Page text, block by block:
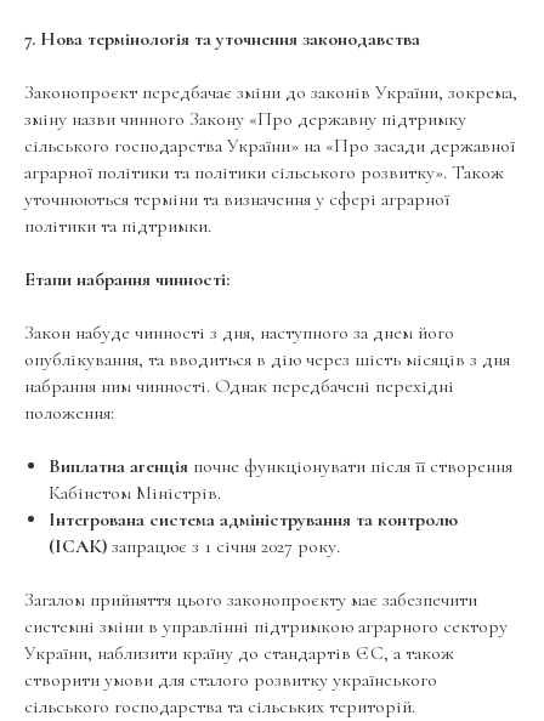
7. Нова термінологія та уточнення законодавства
Законопроєкт передбачає зміни до законів України, зокрема,
зміну назви чинного Закону «Про державну підтримку
сільського господарства України» на «Про засади державної
аграрної політики та політики сільського розвитку». Також
уточнюються терміни та визначення у сфері аграрної
політики та підтримки.
Етапи набрання чинності:
Закон набуде чинності з дня, наступного за днем його
опублікування, та вводиться в дію через шість місяців з дня
набрання ним чинності. Однак передбачені перехідні
положення:
Виплатна агенція почне функціонувати після її створення
Кабінетом Міністрів.
Інтегрована система адміністрування та контролю
(ІСАК) запрацює з 1 січня 2027 року.
Загалом прийняття цього законопроєкту має забезпечити
системні зміни в управлінні підтримкою аграрного сектору
України, наблизити країну до стандартів ЄС, а також
створити умови для сталого розвитку українського
сільського господарства та сільських територій.